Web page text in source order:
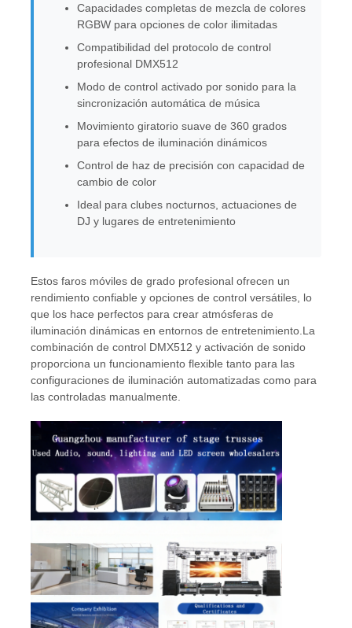
Hogar
Productos
Los vídeos
Capacidades completas de mezcla de colores
RGBW para opciones de color ilimitadas
Compatibilidad del protocolo de control
profesional DMX512
Modo de control activado por sonido para la
sincronización automática de música
Movimiento giratorio suave de 360 grados
para efectos de iluminación dinámicos
Control de haz de precisión con capacidad de
cambio de color
Ideal para clubes nocturnos, actuaciones de
DJ y lugares de entretenimiento
Estos faros móviles de grado profesional ofrecen un
rendimiento confiable y opciones de control versátiles, lo
que los hace perfectos para crear atmósferas de
iluminación dinámicas en entornos de entretenimiento.La
combinación de control DMX512 y activación de sonido
proporciona un funcionamiento flexible tanto para las
configuraciones de iluminación automatizadas como para
las controladas manualmente.